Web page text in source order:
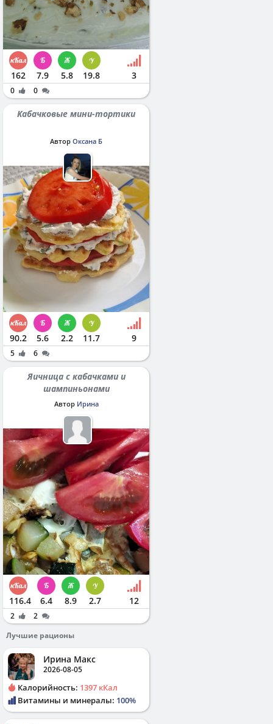
162 7.9 5.8 19.8 3
0 0
Кабачковые мини-тортики
Автор Оксана Б
90.2 5.6 2.2 11.7 9
5 6
Яичница с кабачками и
шампиньонами
Автор Ирина
116.4 6.4 8.9 2.7 12
2
2
Лучшие рационы
Ирина Макс
2026-08-05
Калорийность: 1397 кКал
Витамины и минералы: 100%